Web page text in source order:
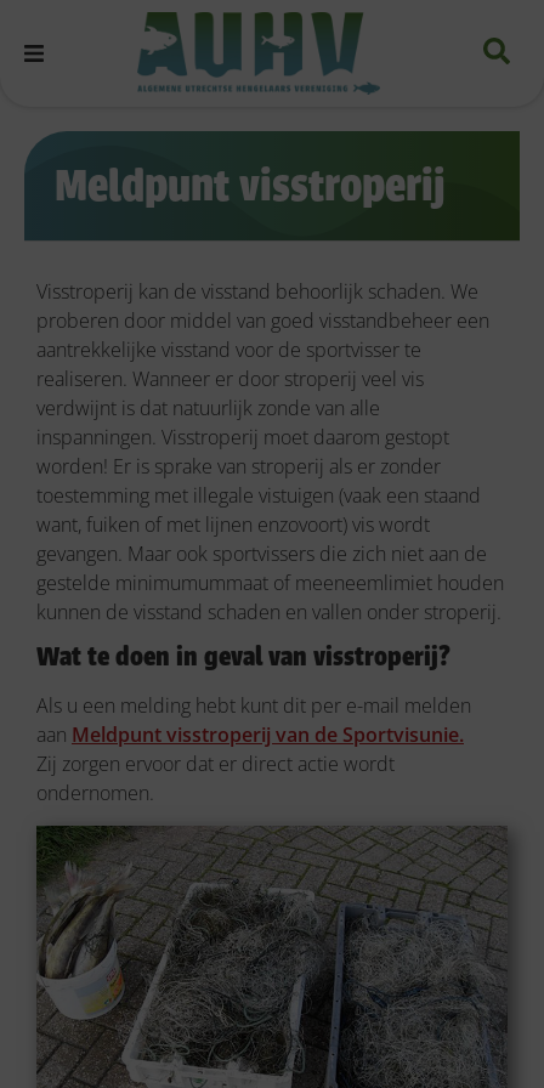
Meldpunt visstroperij
Visstroperij kan de visstand behoorlijk schaden. We
proberen door middel van goed visstandbeheer een
aantrekkelijke visstand voor de sportvisser te
realiseren. Wanneer er door stroperij veel vis
verdwijnt is dat natuurlijk zonde van alle
inspanningen. Visstroperij moet daarom gestopt
worden! Er is sprake van stroperij als er zonder
toestemming met illegale vistuigen (vaak een staand
want, fuiken of met lijnen enzovoort) vis wordt
gevangen. Maar ook sportvissers die zich niet aan de
gestelde minimumummaat of meeneemlimiet houden
kunnen de visstand schaden en vallen onder stroperij.
Wat te doen in geval van visstroperij?
Als u een melding hebt kunt dit per e-mail melden
aan Meldpunt visstroperij van de Sportvisunie.
Zij zorgen ervoor dat er direct actie wordt
ondernomen.